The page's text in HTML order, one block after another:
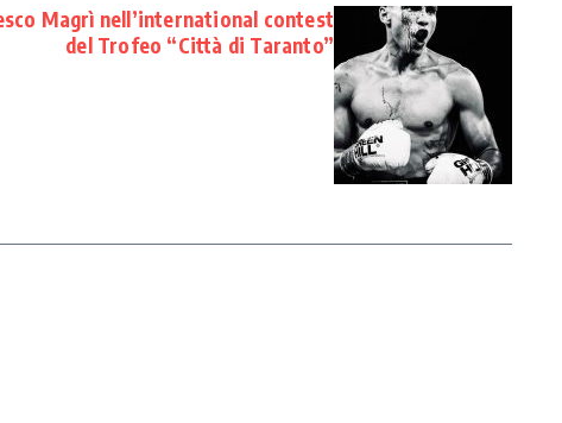
Magrì nell’international contest
del Trofeo “Città di Taranto”